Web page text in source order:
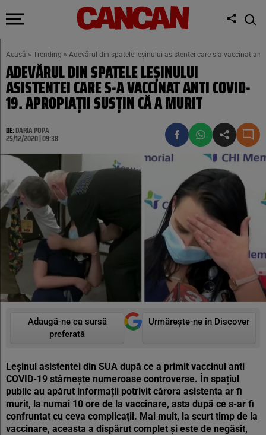
Acasă » Trending » Adevărul din spatele leșinului asistentei care s-a vaccinat
ADEVĂRUL DIN SPATELE LEȘINULUI
ASISTENTEI CARE S-A VACCINAT ANTI COVID-
19. APROPIAȚII SUSȚIN CĂ A MURIT
DE:DARIA POPA
25/12/2020 | 09:38
Adaugă-ne ca sursă
preferată
Urmărește-ne în Discover
Leșinul asistentei din SUA după ce a primit vaccinul anti
COVID-19 stârnește numeroase controverse. În spațiul
public au apărut informații potrivit cărora asistenta ar fi
murit, la numai 10 ore de la vaccinare, asta după ce s-ar fi
confruntat cu ceva complicații. Mai mult, la scurt timp de la
vaccinare, aceasta a dispărut complet și este de negăsit,